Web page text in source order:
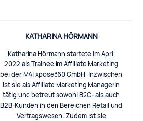
KATHARINA HÖRMANN
Katharina Hörmann startete im April
2022 als Trainee im Affiliate Marketing
bei der MAI xpose360 GmbH. Inzwischen
ist sie als Affiliate Marketing Managerin
tätig und betreut sowohl B2C- als auch
B2B-Kunden in den Bereichen Retail und
Vertragswesen. Zudem ist sie